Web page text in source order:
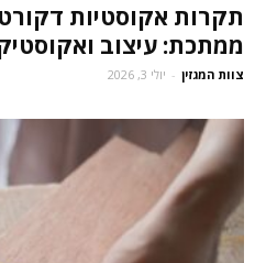
תקרות אקוסטיות
ממתכת: עיצוב
צוות המגזין - יולי 3, 2026